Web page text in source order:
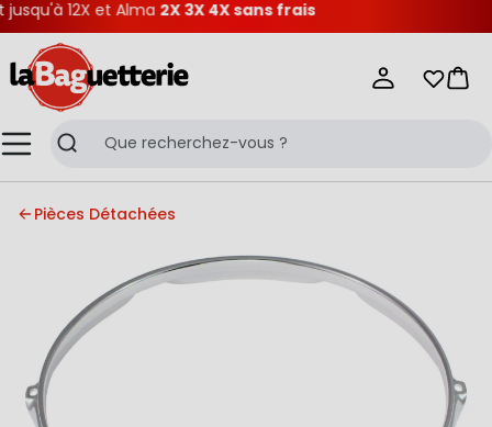
12X et Alma2X 3X 4X sans frais
MenuRecherche
Mes
Pièces Détachées